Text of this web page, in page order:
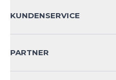
KUNDENSERVICE
PARTNER